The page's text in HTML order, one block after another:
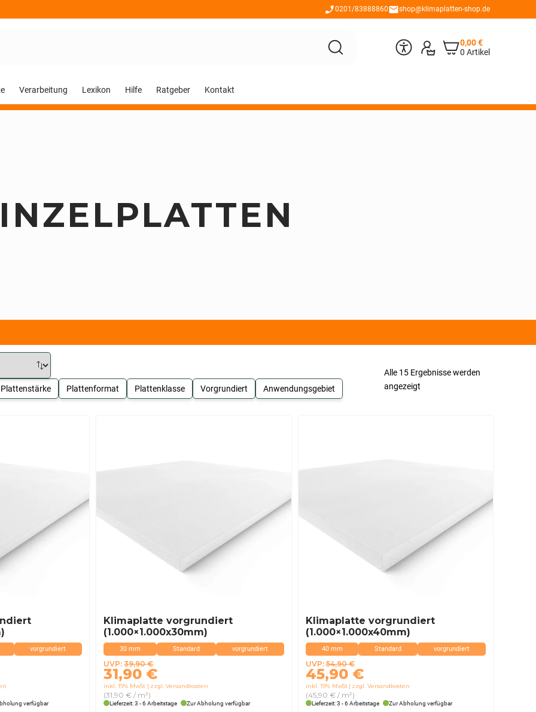
0201/83888860 shop@klimaplatten-shop.de
0,00€
0 Artikel
Verarbeitung Lexikon Hilfe Ratgeber Kontakt
Plattenstärke Plattenformat Plattenklasse Vorgrundiert Anwendungsgebiet
Alle 15 Ergebnisse werden
angezeigt
vorgrundiert
verfügbar
30 mm Standard vorgrundiert
Klimaplatte vorgrundiert
(1.000×1.000x30mm)
UVP: 39,90€
Ursprünglicher
Preis
war:
39,90 €
31,90 €
Aktueller
Preis
ist:
31,90 €.
inkl. 19% MwSt zzgl. Versandkosten
(31,90 € / m²)
Lieferzeit: 3 - 6 Arbeitstage Zur Abholung verfügbar
40 mm Standard vorgrundiert
Klimaplatte vorgrundiert
(1.000×1.000x40mm)
UVP:54,90€
Ursprünglicher
Preis
war:
54,90 €
45,90 €
Aktueller
Preis
ist:
45,90 €.
inkl. 19% MwSt zzgl. Versandkosten
(45,90 € / m²)
Lieferzeit: 3 - 6 Arbeitstage Zur Abholung verfügbar